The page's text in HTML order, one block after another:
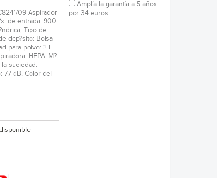
09 Aspirador
de entrada: 900
Tipo de
dep?sito: Bolsa
para polvo: 3 L.
HEPA, M?
suciedad:
77 dB. Color del
Amplía la garantía a 5 años
por 34 euros